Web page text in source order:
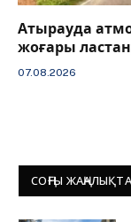
Атырауда
жоғары
07.08.2026
СОҢҒЫ